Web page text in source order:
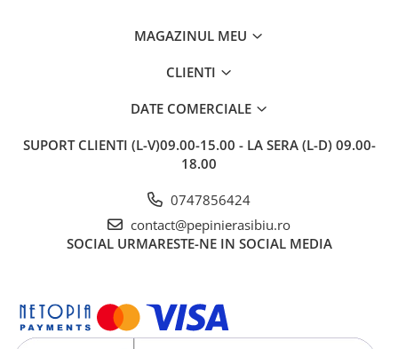
MAGAZINUL MEU
CLIENTI
DATE COMERCIALE
SUPORT CLIENTI (L-V)09.00-15.00 - LA SERA (L-D) 09.00-
18.00
0747856424
contact@pepinierasibiu.ro
SOCIAL URMARESTE-NE IN SOCIAL MEDIA